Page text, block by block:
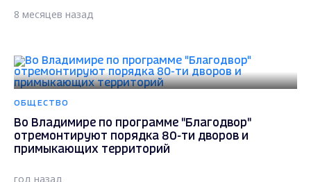
8 месяцев назад
ОБЩЕСТВО
Во Владимире по программе "Благодвор"
отремонтируют порядка 80-ти дворов и
примыкающих территорий
год назад